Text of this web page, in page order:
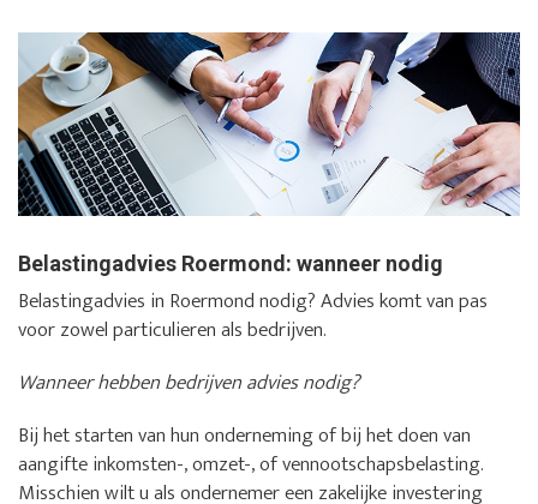
Belastingadvies Roermond: wanneer nodig
Belastingadvies in Roermond nodig? Advies komt van pas
voor zowel particulieren als bedrijven.
Wanneer hebben bedrijven advies nodig?
Bij het starten van hun onderneming of bij het doen van
aangifte inkomsten-, omzet-, of vennootschapsbelasting.
Misschien wilt u als ondernemer een zakelijke investering